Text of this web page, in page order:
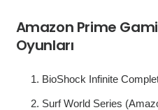
Amazon Prime
Oyunları
BioShock Infinite
Surf World Series